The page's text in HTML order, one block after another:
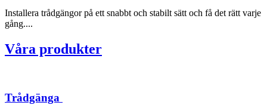
Installera trådgängor på ett snabbt och stabilt sätt och få det rätt varje
gång....
Våra produkter
Trådgänga